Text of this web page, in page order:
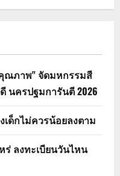
ณภาพ" จัดมหกรรมสี
นครปฐมการันตี 2026
เด็กไม่ควรน้อยลงตาม
ร่ ลงทะเบียนวันไหน